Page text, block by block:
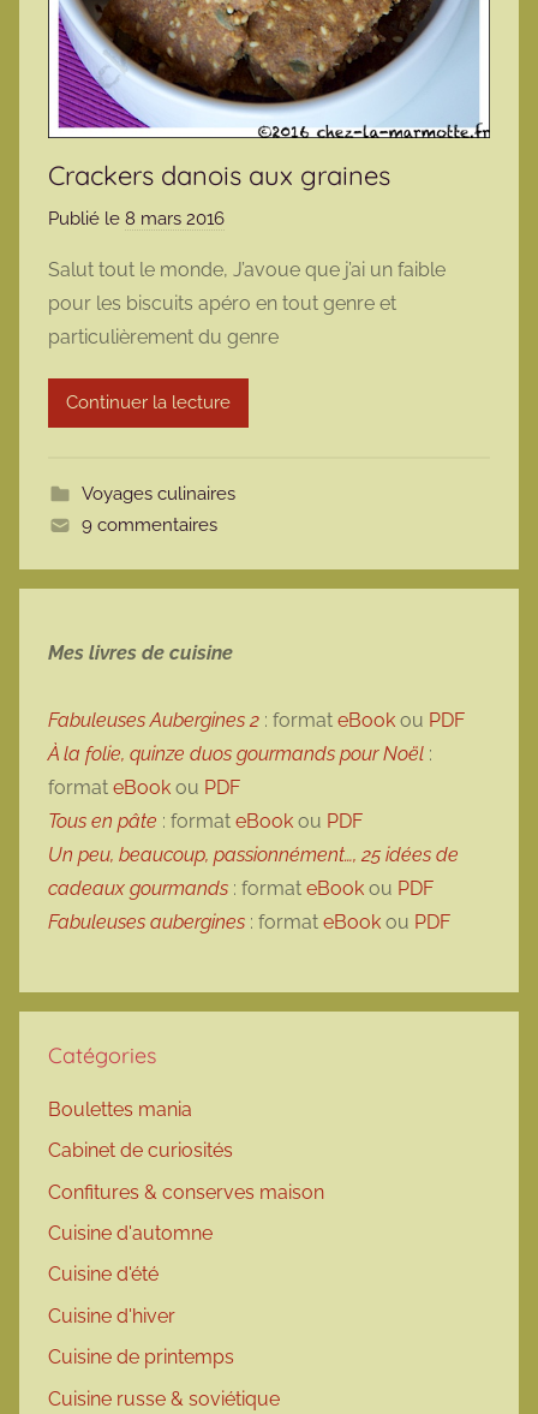
Crackers danois aux graines
Publié le 8 mars 2016
r
m
a
r
m
t
Salut tout le monde, J’avoue que j’ai un faible
pour les biscuits apéro en tout genre et
particulièrement du genre
Continuer la lecture
Voyages culinaires
9 commentaires
Mes livres de cuisine
Fabuleuses Aubergines 2 : format eBook ou PDF
À la folie, quinze duos gourmands pour Noël :
format eBook ou PDF
Tous en pâte : format eBook ou PDF
Un peu, beaucoup, passionnément…, 25 idées de
cadeaux gourmands : format eBook ou PDF
Fabuleuses aubergines : format eBook ou PDF
Catégories
Boulettes mania
Cabinet de curiosités
Confitures & conserves maison
Cuisine d'automne
Cuisine d'été
Cuisine d'hiver
Cuisine de printemps
Cuisine russe & soviétique